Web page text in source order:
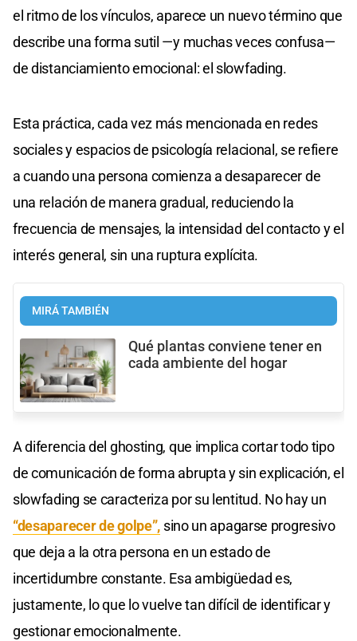
el ritmo de los vínculos, aparece un nuevo término que
describe una forma sutil —y muchas veces confusa—
de distanciamiento emocional: el slowfading.
Esta práctica, cada vez más mencionada en redes
sociales y espacios de psicología relacional, se refiere
a cuando una persona comienza a desaparecer de
una relación de manera gradual, reduciendo la
frecuencia de mensajes, la intensidad del contacto y el
interés general, sin una ruptura explícita.
MIRÁ TAMBIÉN
Qué plantas conviene tener en
cada ambiente del hogar
A diferencia del ghosting, que implica cortar todo tipo
de comunicación de forma abrupta y sin explicación, el
slowfading se caracteriza por su lentitud. No hay un
“desaparecer de golpe”, sino un apagarse progresivo
que deja a la otra persona en un estado de
incertidumbre constante. Esa ambigüedad es,
justamente, lo que lo vuelve tan difícil de identificar y
gestionar emocionalmente.